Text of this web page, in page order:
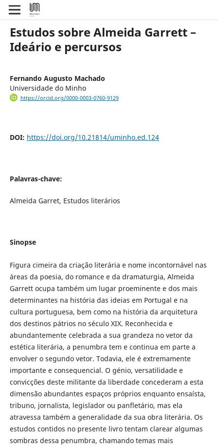
Estudos sobre Almeida Garrett –
Ideário e percursos
Fernando Augusto Machado
Universidade do Minho
https://orcid.org/0000-0003-0760-9129
DOI: https://doi.org/10.21814/uminho.ed.124
Palavras-chave:
Almeida Garret, Estudos literários
Sinopse
Figura cimeira da criação literária e nome incontornável nas
áreas da poesia, do romance e da dramaturgia, Almeida
Garrett ocupa também um lugar proeminente e dos mais
determinantes na história das ideias em Portugal e na
cultura portuguesa, bem como na história da arquitetura
dos destinos pátrios no século XIX. Reconhecida e
abundantemente celebrada a sua grandeza no vetor da
estética literária, a penumbra tem e continua em parte a
envolver o segundo vetor. Todavia, ele é extremamente
importante e consequencial. O génio, versatilidade e
convicções deste militante da liberdade concederam a esta
dimensão abundantes espaços próprios enquanto ensaísta,
tribuno, jornalista, legislador ou panfletário, mas ela
atravessa também a generalidade da sua obra literária. Os
estudos contidos no presente livro tentam clarear algumas
sombras dessa penumbra, chamando temas mais